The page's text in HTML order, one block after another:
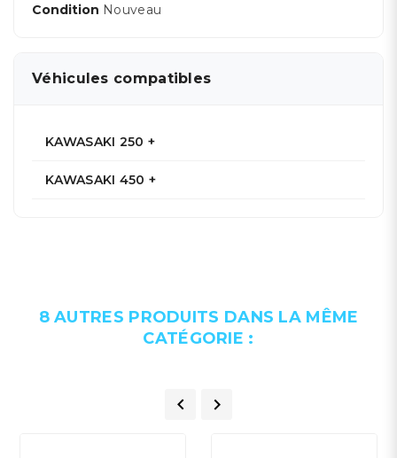
Condition Nouveau
Véhicules compatibles
KAWASAKI 250 +
KAWASAKI 450 +
8 AUTRES PRODUITS DANS LA MÊME
CATÉGORIE :
 